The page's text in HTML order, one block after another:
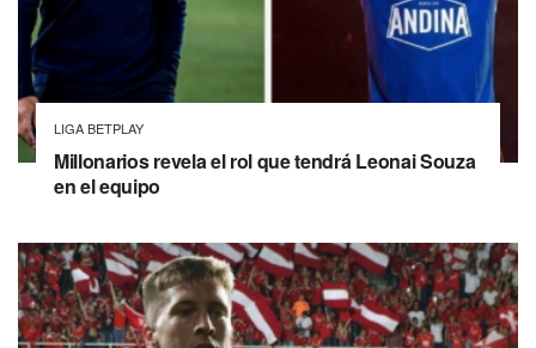
LIGA BETPLAY
Millonarios revela el rol que tendrá Leonai Souza
en el equipo